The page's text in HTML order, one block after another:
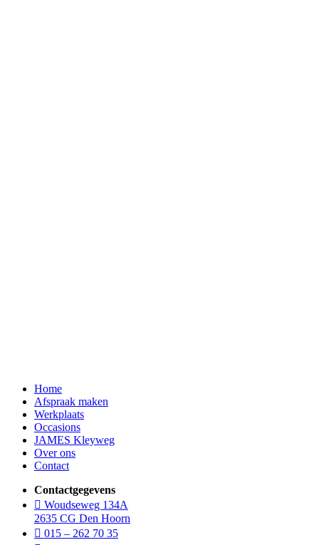
Home
Afspraak maken
Werkplaats
Occasions
JAMES Kleyweg
Over ons
Contact
Contactgegevens
Woudseweg 134A
2635 CG Den Hoorn
015 – 262 70 35